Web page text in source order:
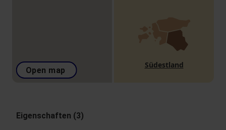
Open map
Südestland
Eigenschaften (3)